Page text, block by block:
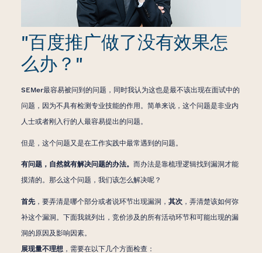
"百度推广做了没有效果怎
么办？"
SEMer最容易被问到的问题，同时我认为这也是最不该出现在面试中的
问题，因为不具有检测专业技能的作用。简单来说，这个问题是非业内
人士或者刚入行的人最容易提出的问题。
但是，这个问题又是在工作实践中最常遇到的问题。
有问题，自然就有解决问题的办法。 而办法是靠梳理逻辑找到漏洞才能
摸清的。那么这个问题，我们该怎么解决呢？
首先，要弄清是哪个部分或者说环节出现漏洞， 其次，弄清楚该如何弥
补这个漏洞。下面我就列出，竞价涉及的所有活动环节和可能出现的漏
洞的原因及影响因素。
展现量不理想，需要在以下几个方面检查：